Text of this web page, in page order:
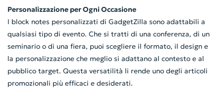
Personalizzazione per Ogni Occasione
I block notes personalizzati di GadgetZilla sono adattabili a
qualsiasi tipo di evento. Che si tratti di una conferenza, di un
seminario o di una fiera, puoi scegliere il formato, il design e
la personalizzazione che meglio si adattano al contesto e al
pubblico target. Questa versatilità li rende uno degli articoli
promozionali più efficaci e desiderati.